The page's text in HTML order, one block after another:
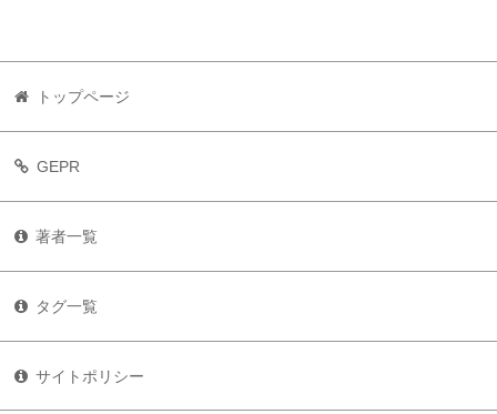
トップページ
GEPR
著者一覧
タグ一覧
サイトポリシー